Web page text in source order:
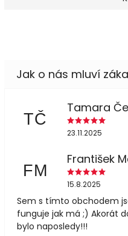
TČ
Tamara
23.11.2025
FM
František
15.8.2025
Sem s tímto obchodem
funguje jak má ;) Akorát
bylo naposledy!!!